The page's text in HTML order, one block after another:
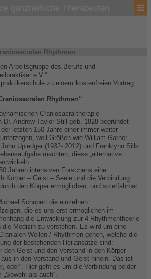
Rhythmen
Arbeitsgruppe des Berufs-und
e.V.“
zu einem kostenfreien Vortrag:
Rhythmen“
Craniosacraltherapie
Dr. Andrew Taylor Still geb. 1828 begründet
letzten 150 Jahre einer immer weiter
weil Größen wie William Garner
Upledger (1932- 2012) und Franklynn Sills
machten, diese „alternative
Jahren intensiven Forschens eine
Körper – Geist – Seele und die Verbindung
den Körper ermöglichen, und so erfahrbar
Schubert die einzelnen
die es uns erst ermöglichen im
die Entwicklung zur 4 Rhythmentheorie
die Medizin zu verstehen. Es wird um eine
Wellen / Rhythmen gehen, welche die
der bestehenden Heilansätze sind:
den Geist und den Verstand in den Körper
in den Verstand und Geist hinein. Das ist
oder“. Hier geht es um die Verbindung beider
als auch“.